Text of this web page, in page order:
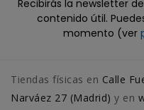
Recibirás la newsletter
contenido útil.
momento (ver
Tiendas físicas en Calle
Narváez 27 (Madrid) y en